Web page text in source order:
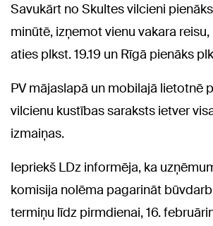
Savukārt no Skultes vilcieni
minūtē, izņemot vienu vakara
aties plkst. 19.19 un Rīgā pienāks
PV mājaslapā un mobilajā lietotnē
vilcienu kustības saraksts ietver
izmaiņas.
Iepriekš LDz informēja, ka
komisija nolēma pagarināt
termiņu līdz pirmdienai, 16.